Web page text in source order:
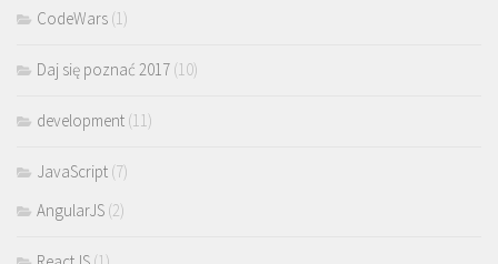
CodeWars (1)
Daj się poznać 2017 (10)
development (11)
JavaScript (7)
AngularJS (2)